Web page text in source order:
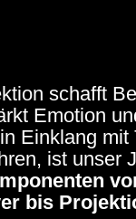
schafft
Emotion
Einklang mit
ist unser
bis